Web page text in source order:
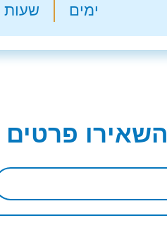
ימים שעות
השאירו פרטים